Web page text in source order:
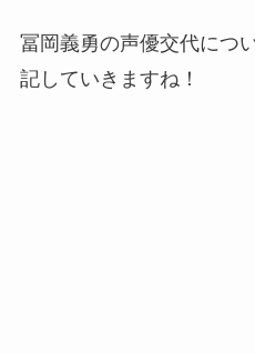
冨岡義勇の声優交代につ
記していきますね！